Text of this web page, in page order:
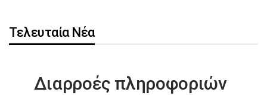
Τελευταία Νέα
Διαρροές πληροφοριών